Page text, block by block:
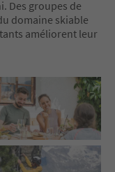
Des groupes de
domaine skiable
améliorent leur